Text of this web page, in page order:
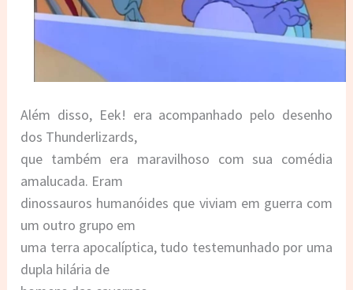
Além disso, Eek! era acompanhado pelo desenho
dos Thunderlizards,
que também era maravilhoso com sua comédia
amalucada. Eram
dinossauros humanóides que viviam em guerra com
um outro grupo em
uma terra apocalíptica, tudo testemunhado por uma
dupla hilária de